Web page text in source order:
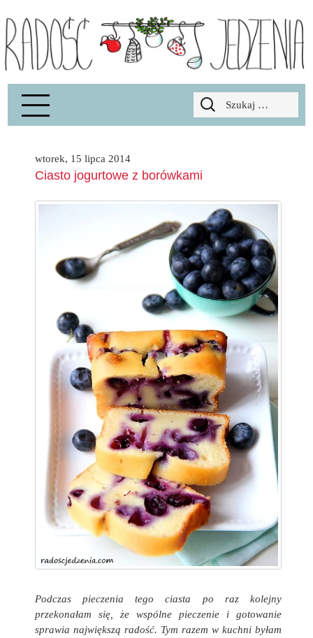
Radość Jedzenia – blog kulinarny
Szukaj:
wtorek, 15 lipca 2014
Ciasto jogurtowe z borówkami
Podczas pieczenia tego ciasta po raz kolejny
przekonałam się, że wspólne pieczenie i gotowanie
sprawia największą radość. Tym razem w kuchni byłam